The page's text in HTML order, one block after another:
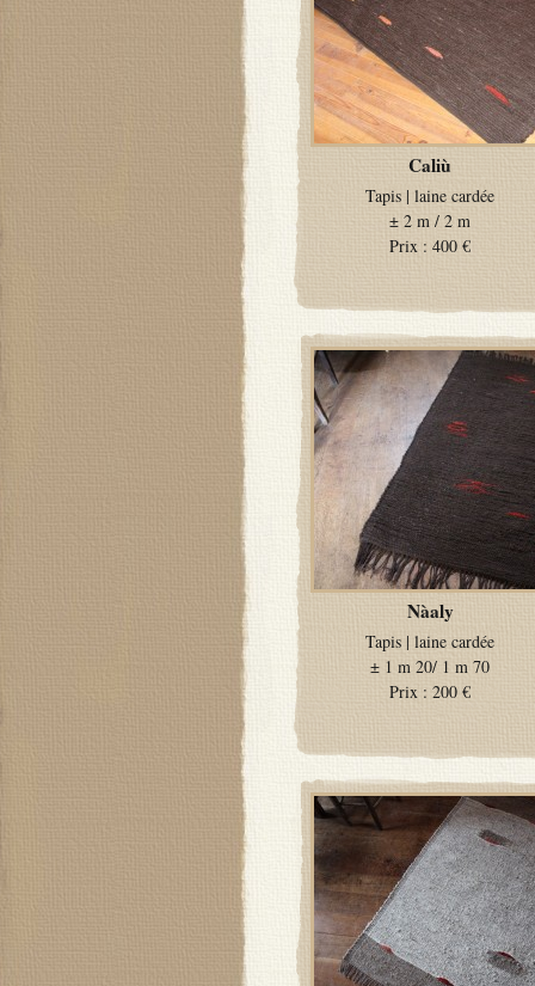
Caliù
Tapis | laine cardée
± 2 m / 2 m
Prix : 400 €
Nàaly
Tapis | laine cardée
± 1 m 20/ 1 m 70
Prix : 200 €